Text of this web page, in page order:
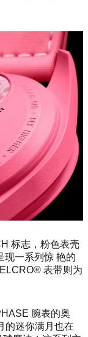
标志，粉色表壳
现一系列惊 艳的
表带则为
腕表的奥
的迷你满月也在